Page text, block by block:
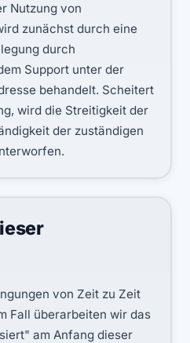
Nutzung von
zunächst durch eine
durch
Support unter der
behandelt. Scheitert
wird die Streitigkeit der
der zuständigen
von Zeit zu Zeit
Fall überarbeiten wir das
am Anfang dieser